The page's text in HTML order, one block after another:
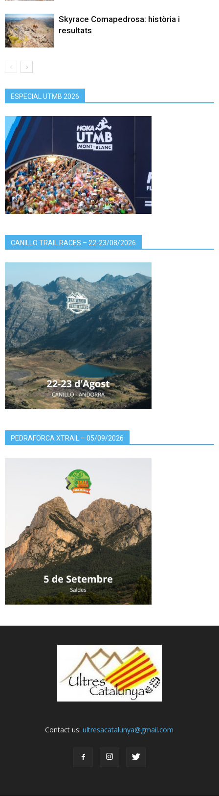
Skyrace Comapedrosa: història i
resultats
ESPECIAL UTMB 2026
CANILLO TRAIL RACES – 22-23/08/2026
PEDRAFORCA XTRAIL – 05/09/2026
Contact us:ultresacatalunya@gmail.com